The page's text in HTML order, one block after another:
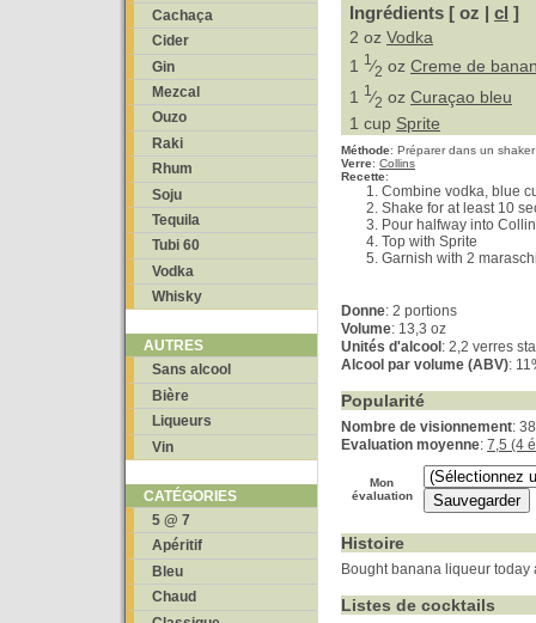
Cachaça
Cider
Gin
Mezcal
Ouzo
Raki
Rhum
Soju
Tequila
Tubi 60
Vodka
Whisky
AUTRES
Sans alcool
Bière
Liqueurs
Vin
CATÉGORIES
5 @ 7
Apéritif
Bleu
Chaud
Ingrédients [ oz | cl ]
2 oz Vodka
1
1 ⁄2 oz Creme de
1
1 ⁄2 oz Curaçao bleu
1 cup Sprite
Méthode: Préparer dans un shaker
Verre: Collins
Recette:
Combine vodka, blue
Shake for at least 10
Pour halfway into
Top with Sprite
Garnish with 2
Donne: 2 portions
Volume: 13,3 oz
Unités d'alcool : 2,2 verres
Alcool par volume (ABV):
Popularité
Nombre de visionnement:
Evaluation moyenne: 7,5 (4
Mon
évaluation
Histoire
Bought banana liqueur
Listes de cocktails